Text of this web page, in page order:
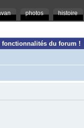
photos histoire
fonctionnalités du forum !